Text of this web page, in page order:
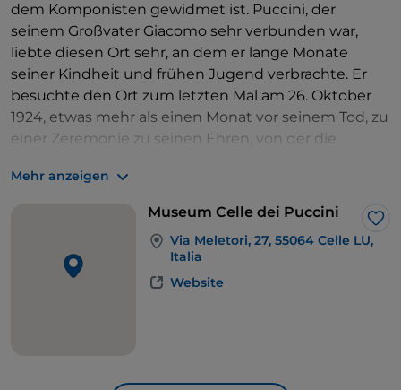
dem Komponisten gewidmet ist. Puccini, der
seinem Großvater Giacomo sehr verbunden war,
liebte diesen Ort sehr, an dem er lange Monate
seiner Kindheit und frühen Jugend verbrachte. Er
besuchte den Ort zum letzten Mal am 26. Oktober
1924, etwas mehr als einen Monat vor seinem Tod, zu
einer Zeremonie zu seinen Ehren, von der die
Von hier aus geht es zurück nach Lucca, um die
nächste Etappe der Route zu erreichen:
Chiatri
Mehr anzeigen
Museum Celle dei Puccini
Via Meletori, 27, 55064 Celle LU,
Italia
Website